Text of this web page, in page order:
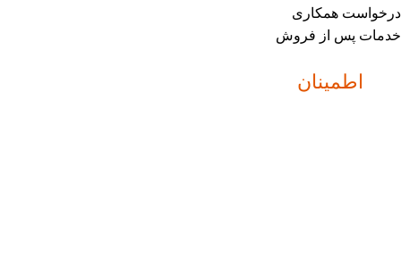
درخواست همکاری
خدمات پس از فروش
اطمینان